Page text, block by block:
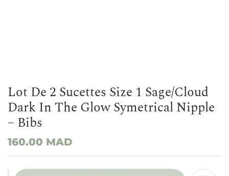
Lot De 2 Sucettes Size 1 Sage/Cloud
Dark In The Glow Symetrical Nipple
– Bibs
160.00 MAD